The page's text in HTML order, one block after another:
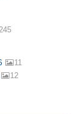
245
11
12